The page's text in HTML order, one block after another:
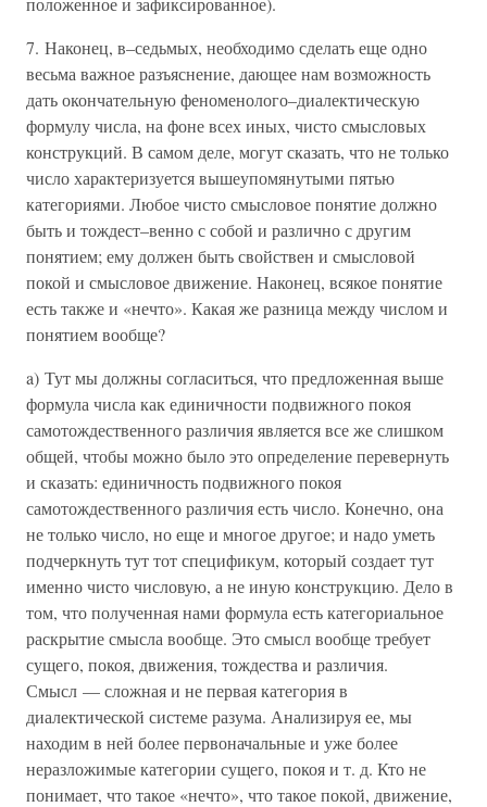
7. Наконец, в–седьмых, необходимо сделать еще одно
весьма важное разъяснение, дающее нам возможность
дать окончательную феноменолого–диалектическую
формулу числа, на фоне всех иных, чисто смысловых
конструкций. В самом деле, могут сказать, что не только
число характеризуется вышеупомянутыми пятью
категориями. Любое чисто смысловое понятие должно
быть и тождест–венно с собой и различно с другим
понятием; ему должен быть свойствен и смысловой
покой и смысловое движение. Наконец, всякое понятие
есть также и «нечто». Какая же разница между числом и
понятием вообще?
a) Тут мы должны согласиться, что предложенная выше
формула числа как единичности подвижного покоя
самотождественного различия является все же слишком
общей, чтобы можно было это определение перевернуть
и сказать: единичность подвижного покоя
самотождественного различия есть число. Конечно, она
не только число, но еще и многое другое; и надо уметь
подчеркнуть тут тот спецификум, который создает тут
именно чисто числовую, а не иную конструкцию. Дело в
том, что полученная нами формула есть категориальное
раскрытие смысла вообще. Это смысл вообще требует
сущего, покоя, движения, тождества и различия.
Смысл — сложная и не первая категория в
диалектической системе разума. Анализируя ее, мы
находим в ней более первоначальные и уже более
неразложимые категории сущего, покоя и т. д. Кто не
понимает, что такое «нечто», что такое покой, движение,